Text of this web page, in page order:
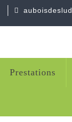
Prestations